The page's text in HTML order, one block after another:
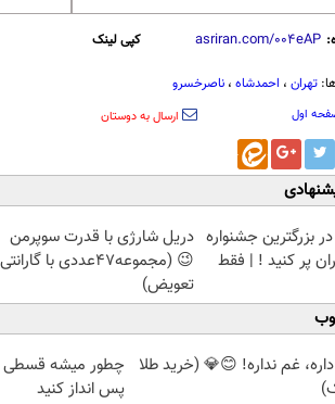
کپی لینک
تهران ، احمدشاه ، ناصرخسرو
اول ارسال به دوستان
بزرگترین جشنواره
پر کنید ! | فقط
دریل شارژی با قدرت سوپرمن
😉 (مجموعه47عددی با گارانتی
تعویض)
وب
غم نداره! 😊💎 (خرید طلا
چطور میشه قسطی
پس انداز کنید